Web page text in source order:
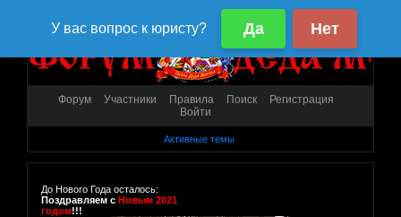
Форум Участники Правила Поиск
Регистрация
Войти
Активные темы
До Нового Года осталось:
Поздравляем с Новым 2021
годом!!!